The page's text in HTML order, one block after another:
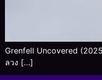
Grenfell Uncovered
ลวง […]